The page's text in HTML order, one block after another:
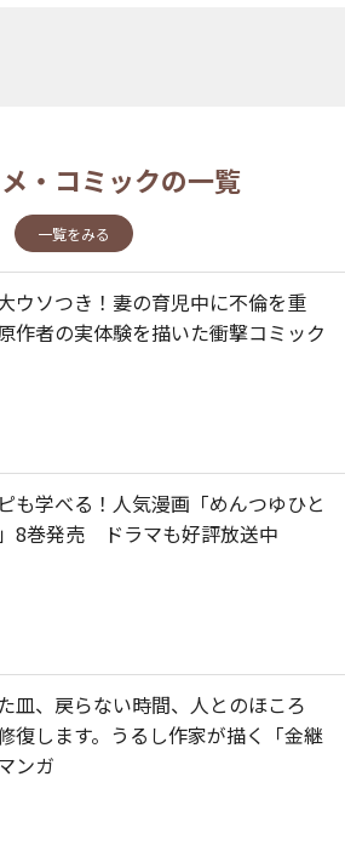
・コミックの一覧
一覧をみる
ウソつき！妻の育児中に不倫を重
者の実体験を描いた衝撃コミック
も学べる！人気漫画「めんつゆひと
8巻発売 ドラマも好評放送中
皿、戻らない時間、人とのほころ
復します。うるし作家が描く「金継
ンガ